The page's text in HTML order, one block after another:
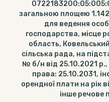
загальною площею
для ведення
господарства, місце
область,
сільська рада, на
№ б/н від 25.10.2021 р.,
права: 25.10.2031,
орендної плати на рік
інше речове